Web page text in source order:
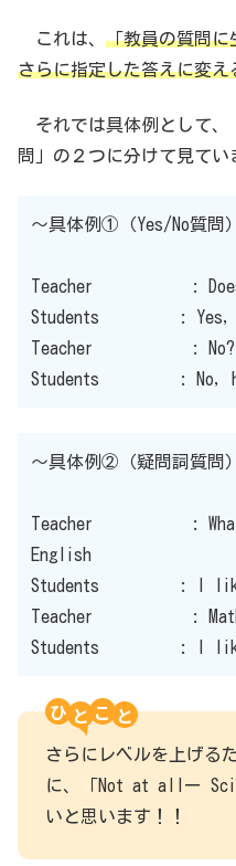
これは、 「教員の質問に
さらに指定した答えに変え
それでは具体例として、
問」の２つに分けて見てい
〜具体例①（Yes/No質問
Teacher : Does
Students : Yes,
Teacher : No?
Students : No, he
〜具体例②（疑問詞質問
Teacher : What
English
Students : I like
Teacher :
Students : I like
ひ こ
さらにレベルを上げる
に、「Not at allー
いと思います！！